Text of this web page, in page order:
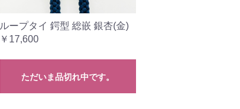
ループタイ 鍔型 総嵌 銀杏(金)
￥17,600
ただいま品切れ中です。